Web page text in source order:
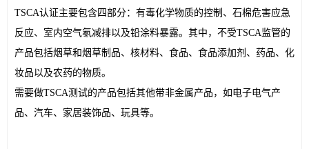
TSCA认证主要包含四部分：有毒化学物质的控制、石棉危害应急
反应、室内空气氡减排以及铅涂料暴露。其中，不受TSCA监管的
产品包括烟草和烟草制品、核材料、食品、食品添加剂、药品、化
妆品以及农药的物质。
需要做TSCA测试的产品包括其他带非金属产品，如电子电气产
品、汽车、家居装饰品、玩具等。